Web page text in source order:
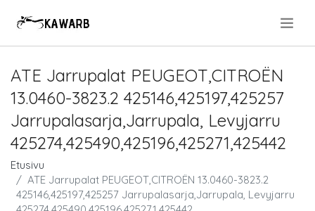
ATE Jarrupalat PEUGEOT,CITROËN
13.0460-3823.2 425146,425197,425257
Jarrupalasarja,Jarrupala, Levyjarru
425274,425490,425196,425271,425442
Etusivu
ATE Jarrupalat PEUGEOT,CITROËN 13.0460-3823.2
425146,425197,425257 Jarrupalasarja,Jarrupala, Levyjarru